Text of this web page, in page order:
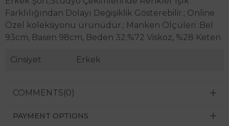
Farklılığından Dolayı Değişiklik Gösterebilir.; Online
Özel koleksiyonu ürünüdür.; Manken Ölçüleri :Bel
93cm, Basen 98cm, Beden 32;%72 Viskoz, %28 Keten
Cinsiyet Erkek
COMMENTS(0)
PAYMENT OPTIONS